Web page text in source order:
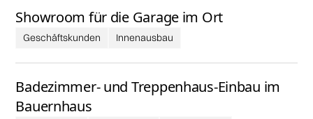
Showroom für die Garage im Ort
Geschäftskunden Innenausbau
Badezimmer- und Treppenhaus-Einbau im
Bauernhaus